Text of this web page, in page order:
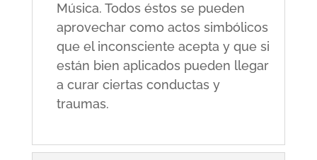
Música. Todos éstos se pueden
aprovechar como actos simbólicos
que el inconsciente acepta y que si
están bien aplicados pueden llegar
a curar ciertas conductas y
traumas.